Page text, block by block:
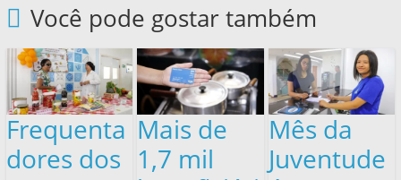
Você pode gostar também
Frequenta
dores dos
Mais de
1,7 mil
Mês da
Juventude